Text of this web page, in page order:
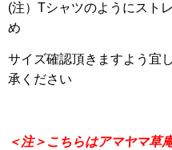
(注）Tシャツのようにスト
め
サイズ確認頂きますよう宜
承ください
＜注＞こちらはアマヤマ草